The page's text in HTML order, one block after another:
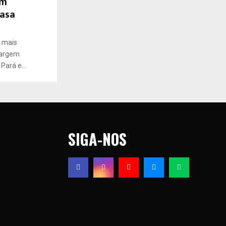
e...
SIGA-NOS